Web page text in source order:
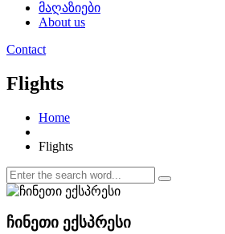
მაღაზიები
About us
Contact
Flights
Home
Flights
ჩინეთი ექსპრესი